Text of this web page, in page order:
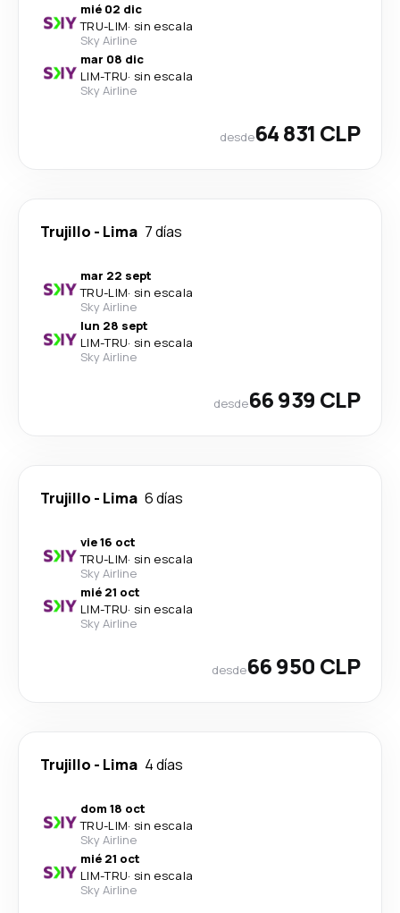
mié 02 dic
TRU-LIM· sin escala
Sky Airline
mar 08 dic
LIM-TRU· sin escala
Sky Airline
desde64 831 CLP
Trujillo - Lima 7 días
mar 22 sept
TRU-LIM· sin escala
Sky Airline
lun 28 sept
LIM-TRU· sin escala
Sky Airline
desde66 939 CLP
Trujillo - Lima 6 días
vie 16 oct
TRU-LIM· sin escala
Sky Airline
mié 21 oct
LIM-TRU· sin escala
Sky Airline
desde66 950 CLP
Trujillo - Lima 4 días
dom 18 oct
TRU-LIM· sin escala
Sky Airline
mié 21 oct
LIM-TRU· sin escala
Sky Airline